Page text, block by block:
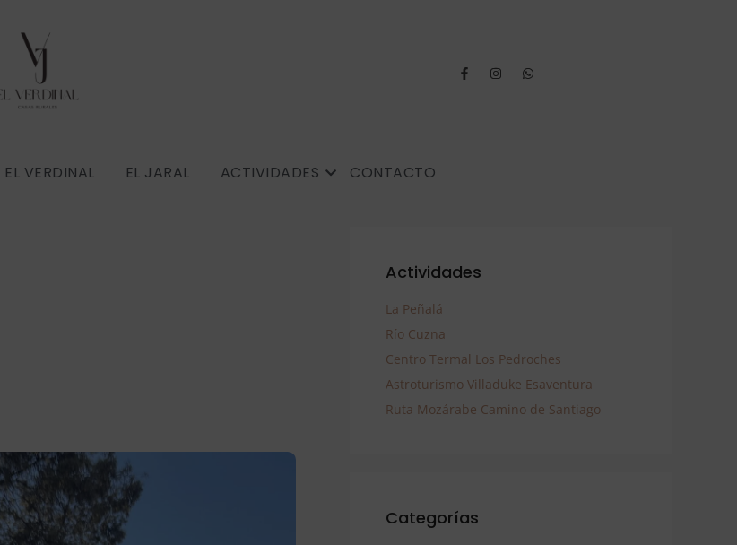
EL VERDINAL EL JARAL ACTIVIDADES CONTACTO
Actividades
La Peñalá
Río Cuzna
Centro Termal Los Pedroches
Astroturismo Villaduke Esaventura
Ruta Mozárabe Camino de Santiago
Categorías